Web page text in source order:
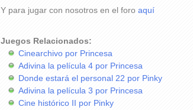
Y para jugar con nosotros en el foro aquí
Juegos Relacionados:
Cinearchivo por Princesa
Adivina la película 4 por Princesa
Donde estará el personal 22 por Pinky
Adivina la película 3 por Princesa
Cine histórico II por Pinky